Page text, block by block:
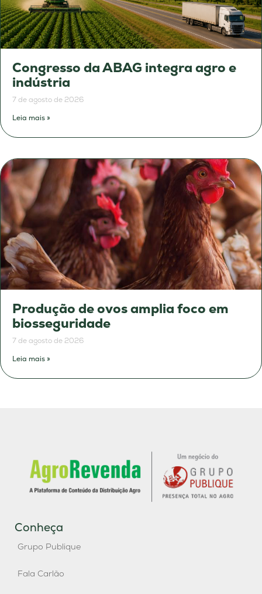
Congresso da ABAG integra agro e
indústria
7 de agosto de 2026
Leia mais »
Produção de ovos amplia foco em
biosseguridade
7 de agosto de 2026
Leia mais »
Conheça
Grupo Publique
Fala Carlão